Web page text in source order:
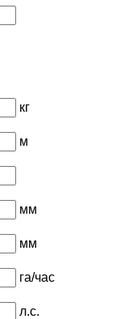
кг
м
мм
мм
га/час
л.с.